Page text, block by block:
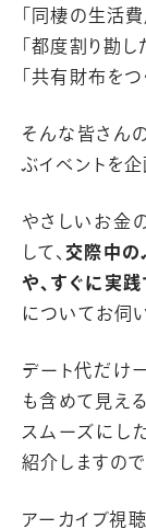
「同棲の生活
「都度割り勘
「共有財布を
そんな皆さん
ぶイベントを企
やさしいお金
して、 交際中の
や、すぐに実
についてお伺
デート代だけ
も含めて見え
スムーズにし
紹介しますので
アーカイブ視